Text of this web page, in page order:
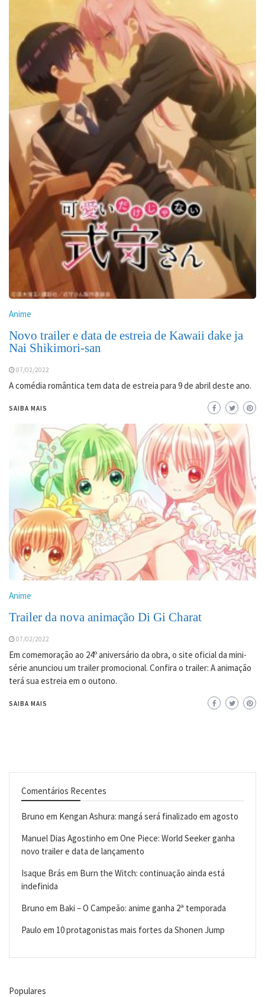
Anime
Novo trailer e data de estreia de Kawaii dake ja
Nai Shikimori-san
07/02/2022
A comédia romântica tem data de estreia para 9 de abril deste ano.
SAIBA MAIS
Anime
Trailer da nova animação Di Gi Charat
07/02/2022
Em comemoração ao 24º aniversário da obra, o site oficial da mini-
série anunciou um trailer promocional. Confira o trailer: A animação
terá sua estreia em o outono.
SAIBA MAIS
Comentários Recentes
Bruno em Kengan Ashura: mangá será finalizado em agosto
Manuel Dias Agostinho em One Piece: World Seeker ganha
novo trailer e data de lançamento
Isaque Brás em Burn the Witch: continuação ainda está
indefinida
Bruno em Baki – O Campeão: anime ganha 2ª temporada
Paulo em 10 protagonistas mais fortes da Shonen Jump
Populares